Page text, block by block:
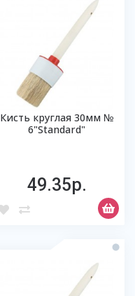
Кисть круглая 30мм №
6"Standard"
49.35р.